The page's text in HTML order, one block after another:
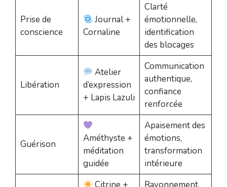
Prise de
conscience
Journal +
Cornaline
Clarté
émotionnelle,
identification
des blocages
Libération
Atelier
d’expression
+ Lapis Lazuli
Communication
authentique,
confiance
renforcée
Guérison
Améthyste +
méditation
guidée
Apaisement des
émotions,
transformation
intérieure